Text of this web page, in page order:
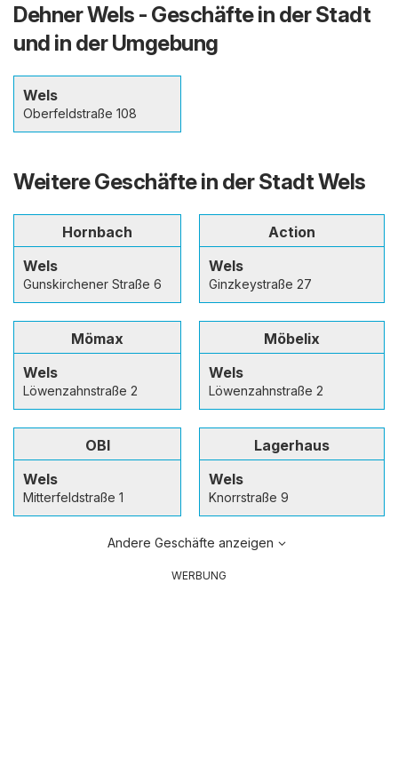
Dehner Wels - Geschäfte in der Stadt
und in der Umgebung
Wels
Oberfeldstraße 108
Weitere Geschäfte in der Stadt Wels
Hornbach
Wels
Gunskirchener Straße 6
Action
Wels
Ginzkeystraße 27
Mömax
Wels
Löwenzahnstraße 2
Möbelix
Wels
Löwenzahnstraße 2
OBI
Wels
Mitterfeldstraße 1
Lagerhaus
Wels
Knorrstraße 9
Andere Geschäfte anzeigen
WERBUNG